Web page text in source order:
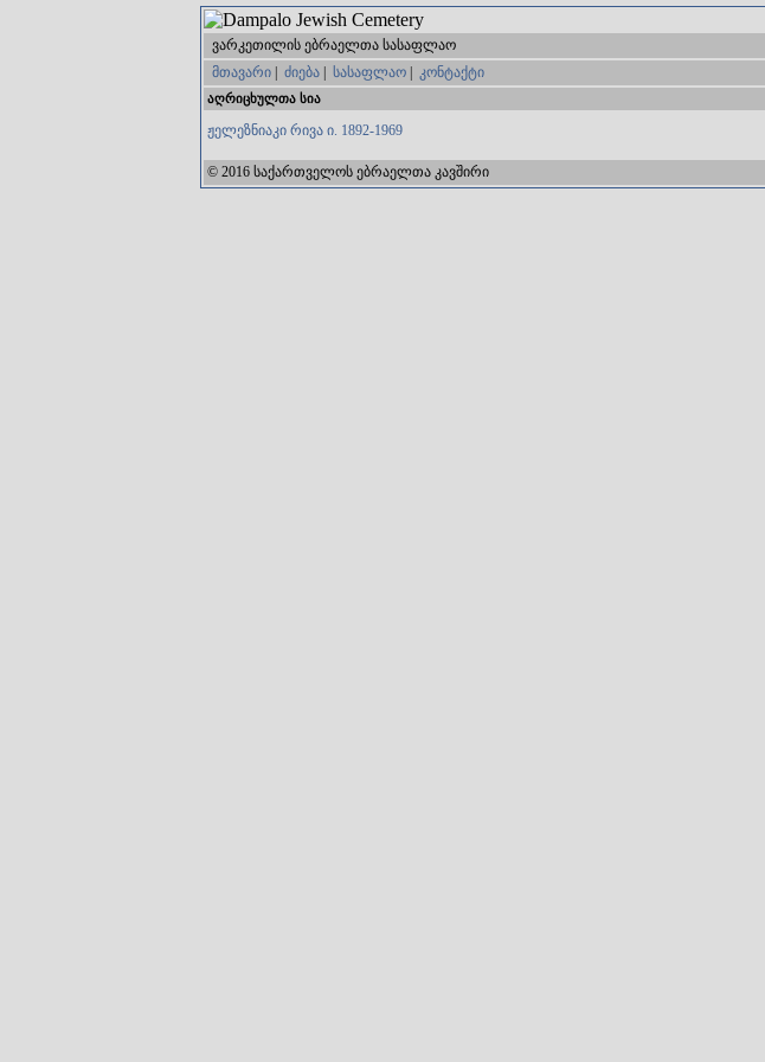
ვარკეთილის ებრაელთა სასაფლაო
მთავარი
ძიება სასაფლაო კონტაქტი
აღრიცხულთა სია
ჟელეზნიაკი რივა ი. 1892-1969
© 2016 საქართველოს ებრაელთა კავშირი